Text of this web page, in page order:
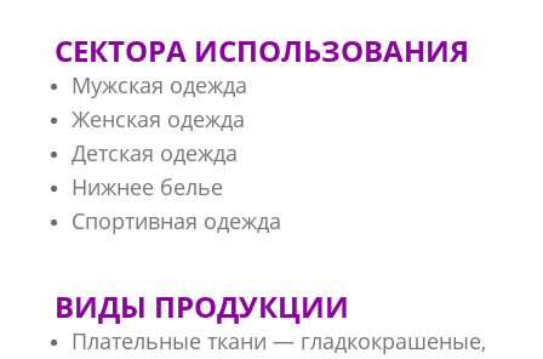
СЕКТОРА ИСПОЛЬЗОВАНИЯ
Мужская одежда
Женская одежда
Детская одежда
Нижнее белье
Спортивная одежда
ВИДЫ ПРОДУКЦИИ
Плательные ткани — гладкокрашеные,